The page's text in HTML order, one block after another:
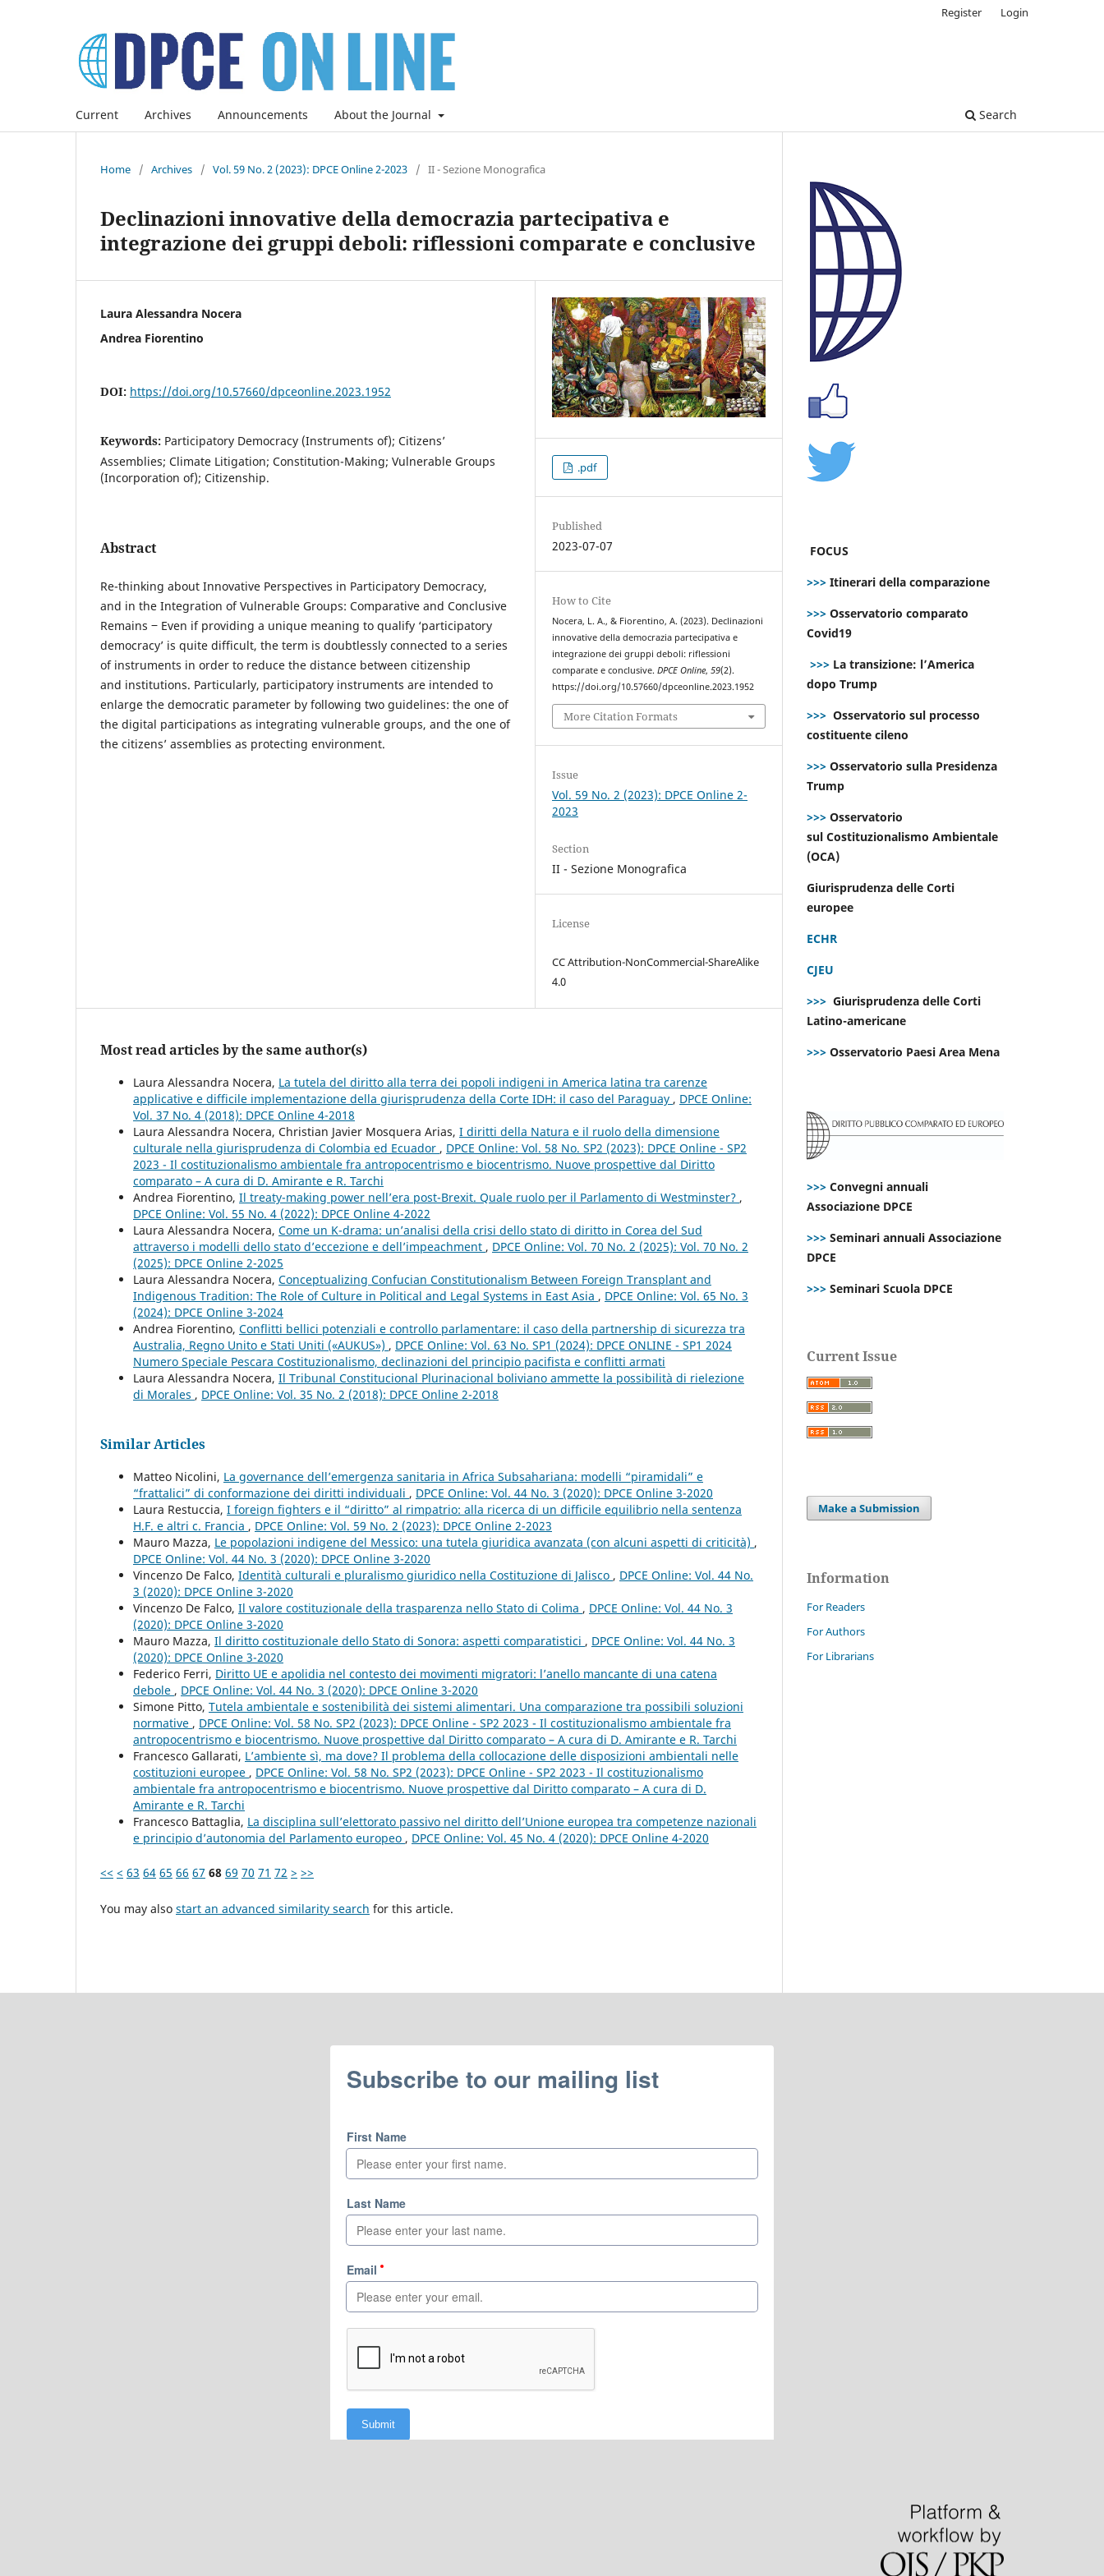
Current Archives Announcements About the Journal Search
Register Login
Home / Archives / Vol. 59 No. 2 (2023): DPCE Online 2-2023 / II - Sezione Monografica
Declinazioni innovative della democrazia partecipativa e
integrazione dei gruppi deboli: riflessioni comparate e conclusive
Laura Alessandra Nocera
Andrea Fiorentino
DOI: https://doi.org/10.57660/dpceonline.2023.1952
Keywords: Participatory Democracy (Instruments of); Citizens’
Assemblies; Climate Litigation; Constitution-Making; Vulnerable Groups
(Incorporation of); Citizenship.
Abstract
Re-thinking about Innovative Perspectives in Participatory Democracy,
and in the Integration of Vulnerable Groups: Comparative and Conclusive
Remains ‒ Even if providing a unique meaning to qualify ‘participatory
democracy’ is quite difficult, the term is doubtlessly connected to a series
of instruments in order to reduce the distance between citizenship
and institutions. Particularly, participatory instruments are intended to
enlarge the democratic parameter by following two guidelines: the one of
the digital participations as integrating vulnerable groups, and the one of
the citizens’ assemblies as protecting environment.
.pdf
Published
2023-07-07
How to Cite
Nocera, L. A., & Fiorentino, A. (2023). Declinazioni
innovative della democrazia partecipativa e
integrazione dei gruppi deboli: riflessioni
comparate e conclusive.DPCE Online,59(2).
https://doi.org/10.57660/dpceonline.2023.1952
More Citation Formats
Issue
Vol. 59 No. 2 (2023): DPCE Online 2-
2023
Section
II - Sezione Monografica
License
CC Attribution-NonCommercial-ShareAlike
4.0
Most read articles by the same author(s)
Laura Alessandra Nocera, La tutela del diritto alla terra dei popoli indigeni in America latina tra carenze
applicative e difficile implementazione della giurisprudenza della Corte IDH: il caso del Paraguay , DPCE Online:
Vol. 37 No. 4 (2018): DPCE Online 4-2018
Laura Alessandra Nocera, Christian Javier Mosquera Arias, I diritti della Natura e il ruolo della dimensione
culturale nella giurisprudenza di Colombia ed Ecuador , DPCE Online: Vol. 58 No. SP2 (2023): DPCE Online - SP2
2023 - Il costituzionalismo ambientale fra antropocentrismo e biocentrismo. Nuove prospettive dal Diritto
comparato – A cura di D. Amirante e R. Tarchi
Andrea Fiorentino, Il treaty-making power nell’era post-Brexit. Quale ruolo per il Parlamento di Westminster? ,
DPCE Online: Vol. 55 No. 4 (2022): DPCE Online 4-2022
Laura Alessandra Nocera, Come un K-drama: un’analisi della crisi dello stato di diritto in Corea del Sud
attraverso i modelli dello stato d’eccezione e dell’impeachment , DPCE Online: Vol. 70 No. 2 (2025): Vol. 70 No. 2
(2025): DPCE Online 2-2025
Laura Alessandra Nocera, Conceptualizing Confucian Constitutionalism Between Foreign Transplant and
Indigenous Tradition: The Role of Culture in Political and Legal Systems in East Asia , DPCE Online: Vol. 65 No. 3
(2024): DPCE Online 3-2024
Andrea Fiorentino, Conflitti bellici potenziali e controllo parlamentare: il caso della partnership di sicurezza tra
Australia, Regno Unito e Stati Uniti («AUKUS») , DPCE Online: Vol. 63 No. SP1 (2024): DPCE ONLINE - SP1 2024
Numero Speciale Pescara Costituzionalismo, declinazioni del principio pacifista e conflitti armati
Laura Alessandra Nocera, Il Tribunal Constitucional Plurinacional boliviano ammette la possibilità di rielezione
di Morales , DPCE Online: Vol. 35 No. 2 (2018): DPCE Online 2-2018
Similar Articles
Matteo Nicolini, La governance dell’emergenza sanitaria in Africa Subsahariana: modelli “piramidali” e
“frattalici” di conformazione dei diritti individuali , DPCE Online: Vol. 44 No. 3 (2020): DPCE Online 3-2020
Laura Restuccia, I foreign fighters e il “diritto” al rimpatrio: alla ricerca di un difficile equilibrio nella sentenza
H.F. e altri c. Francia , DPCE Online: Vol. 59 No. 2 (2023): DPCE Online 2-2023
Mauro Mazza, Le popolazioni indigene del Messico: una tutela giuridica avanzata (con alcuni aspetti di criticità) ,
DPCE Online: Vol. 44 No. 3 (2020): DPCE Online 3-2020
Vincenzo De Falco, Identità culturali e pluralismo giuridico nella Costituzione di Jalisco , DPCE Online: Vol. 44 No.
3 (2020): DPCE Online 3-2020
Vincenzo De Falco, Il valore costituzionale della trasparenza nello Stato di Colima , DPCE Online: Vol. 44 No. 3
(2020): DPCE Online 3-2020
Mauro Mazza, Il diritto costituzionale dello Stato di Sonora: aspetti comparatistici , DPCE Online: Vol. 44 No. 3
(2020): DPCE Online 3-2020
Federico Ferri, Diritto UE e apolidia nel contesto dei movimenti migratori: l’anello mancante di una catena
debole , DPCE Online: Vol. 44 No. 3 (2020): DPCE Online 3-2020
Simone Pitto, Tutela ambientale e sostenibilità dei sistemi alimentari. Una comparazione tra possibili soluzioni
normative , DPCE Online: Vol. 58 No. SP2 (2023): DPCE Online - SP2 2023 - Il costituzionalismo ambientale fra
antropocentrismo e biocentrismo. Nuove prospettive dal Diritto comparato – A cura di D. Amirante e R. Tarchi
Francesco Gallarati, L’ambiente sì, ma dove? Il problema della collocazione delle disposizioni ambientali nelle
costituzioni europee , DPCE Online: Vol. 58 No. SP2 (2023): DPCE Online - SP2 2023 - Il costituzionalismo
ambientale fra antropocentrismo e biocentrismo. Nuove prospettive dal Diritto comparato – A cura di D.
Amirante e R. Tarchi
Francesco Battaglia, La disciplina sull’elettorato passivo nel diritto dell’Unione europea tra competenze nazionali
e principio d’autonomia del Parlamento europeo , DPCE Online: Vol. 45 No. 4 (2020): DPCE Online 4-2020
<< < 63 64 65 66 67 68 69 70 71 72 > >>
You may also start an advanced similarity search for this article.
FOCUS
>>> Itinerari della comparazione
>>> Osservatorio comparato
Covid19
>>> La transizione: l’America
dopo Trump
>>> Osservatorio sul processo
costituente cileno
>>> Osservatorio sulla Presidenza
Trump
>>> Osservatorio
sul Costituzionalismo Ambientale
(OCA)
Giurisprudenza delle Corti
europee
ECHR
CJEU
>>> Giurisprudenza delle Corti
Latino-americane
>>> Osservatorio Paesi Area Mena
>>> Convegni annuali
Associazione DPCE
>>> Seminari annuali Associazione
DPCE
>>> Seminari Scuola DPCE
Current Issue
Make a Submission
Information
For Readers
For Authors
For Librarians